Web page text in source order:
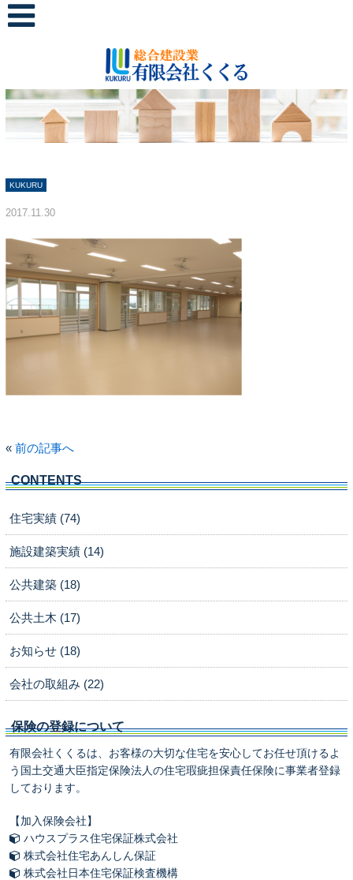
KUKURU
2017.11.30
« 前の記事へ
CONTENTS
住宅実績 (74)
施設建築実績 (14)
公共建築 (18)
公共土木 (17)
お知らせ (18)
会社の取組み (22)
保険の登録について
有限会社くくるは、お客様の大切な住宅を安心してお任せ頂けるよ
う国土交通大臣指定保険法人の住宅瑕疵担保責任保険に事業者登録
しております。
【加入保険会社】
ハウスプラス住宅保証株式会社
株式会社住宅あんしん保証
株式会社日本住宅保証検査機構